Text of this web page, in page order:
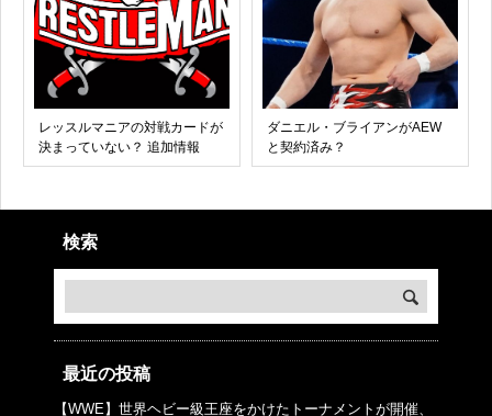
レッスルマニアの対戦カードが
決まっていない？ 追加情報
ダニエル・ブライアンがAEW
と契約済み？
検索
最近の投稿
【WWE】世界ヘビー級王座をかけたトーナメントが開催、
© プロレスJunkie ～WWEの最新情報 USA～